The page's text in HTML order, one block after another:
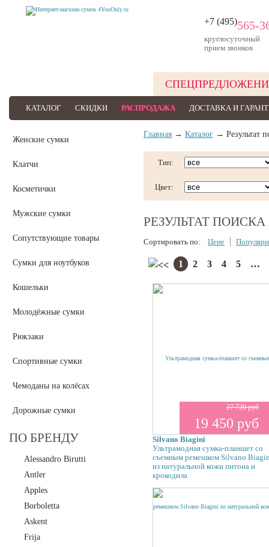
+7 (495)565-
круглосуточный
прием звонков
КАТАЛОГ СКИДКИ РАСПРОДАЖА ДОСТАВКА И
Женские сумки
Клатчи
Косметички
Мужские сумки
Сопутствующие товары
Сумки для ноутбуков
Кошельки
Молодёжные сумки
Рюкзаки
Спортивные сумки
Чемоданы на колёсах
Дорожные сумки
ПО БРЕНДУ
Alessandro Birutti
Antler
Apples
Borboletta
Askent
Frija
Главная → Каталог → Результат
Тип:
Цвет:
РЕЗУЛЬТАТ ПОИСКА
Сортировать по: Цене
1 2 3 4 5 …
27 720 руб
19 450 руб
Silvano Biagini
Ультрамодная сумка-планшет со
съемным ремешком Silvano
из натуральной кожи питона и
крокодила